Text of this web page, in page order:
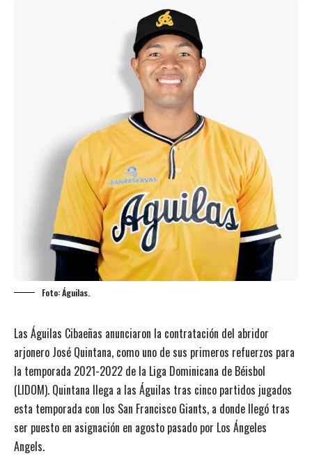
Foto: Águilas.
Las Águilas Cibaeñas anunciaron la contratación del abridor
arjonero José Quintana, como uno de sus primeros refuerzos para
la temporada 2021-2022 de la Liga Dominicana de Béisbol
(LIDOM). Quintana llega a las Águilas tras cinco partidos jugados
esta temporada con los San Francisco Giants, a donde llegó tras
ser puesto en asignación en agosto pasado por Los Ángeles
Angels.